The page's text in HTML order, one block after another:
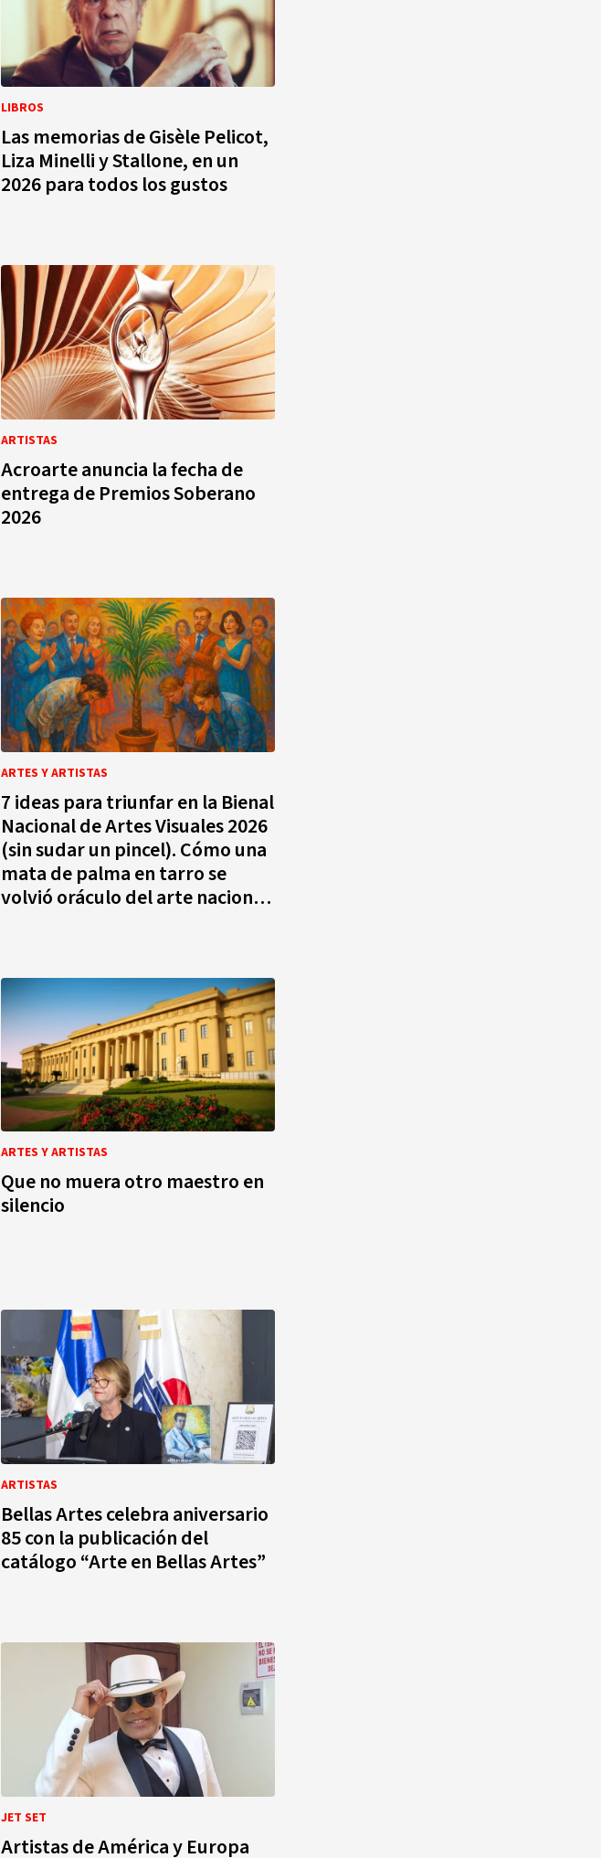
LIBROS
Las memorias de Gisèle Pelicot,
Liza Minelli y Stallone, en un
2026 para todos los gustos
ARTISTAS
Acroarte anuncia la fecha de
entrega de Premios Soberano
2026
ARTES Y ARTISTAS
7 ideas para triunfar en la Bienal
Nacional de Artes Visuales 2026
(sin sudar un pincel). Cómo una
mata de palma en tarro se
volvió oráculo del arte nacional
ARTES Y ARTISTAS
Que no muera otro maestro en
silencio
ARTISTAS
Bellas Artes celebra aniversario
85 con la publicación del
catálogo “Arte en Bellas Artes”
JET SET
Artistas de América y Europa